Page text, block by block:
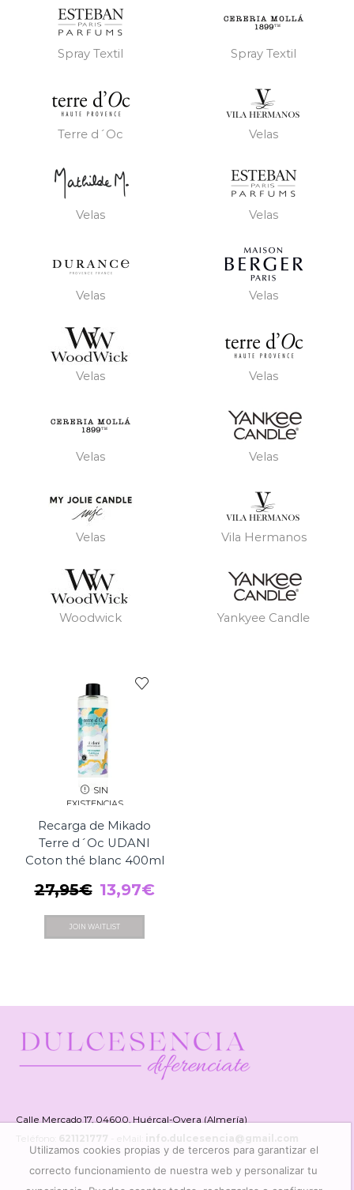
Spray Textil Spray Textil
Terre d´Oc Velas
Velas Velas
Velas Velas
Velas Velas
Velas Velas
Velas Vila Hermanos
Woodwick Yankyee Candle
SIN
EXISTENCIAS
Recarga de Mikado
Terre d´Oc UDANI
Coton thé blanc 400ml
27,95€ El
precio
original
13,97€El
JOIN WAITLIST
Calle Mercado 17, 04600, Huércal-Overa (Almería)
Teléfono: 621121777 info.dulcesencia@gmail.com
Utilizamos cookies propias y de terceros para garantizar el
correcto funcionamiento de nuestra web y personalizar tu